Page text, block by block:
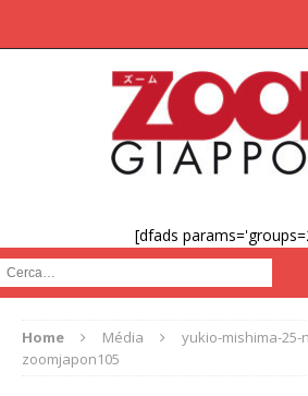
[dfads
Cerca :
Home Média
yukio-mishima-25-
zoomjapon105